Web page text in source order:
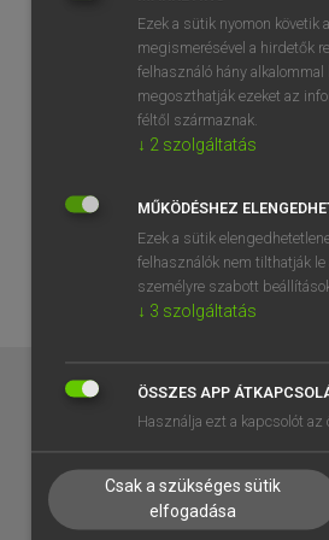
BELÉPÉS
EGYÉNI FELHASZNÁLÓKNAK
TANULÓKNAK
VÁLLALATI MEGOLDÁSOK
Ezek a sütik nyomon követik
megismerésével a hirdetők
felhasználó hány
megoszthatják ezeket az
féltől származnak.
↓ 2 szolgáltatás
MŰKÖDÉSHEZ
Ezek a sütik
felhasználók nem tilthatják
személyre szabott
↓ 3 szolgáltatás
ÖSSZES APP
Használja ezt a kapcsolót
Csak a szükséges sütik
elfogadása